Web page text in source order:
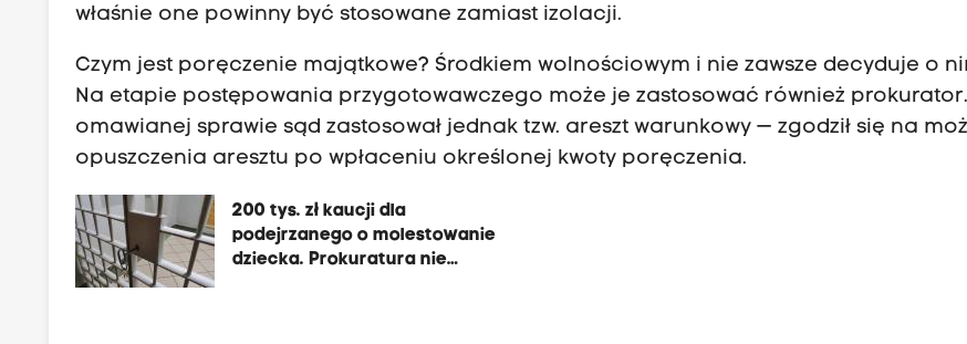
właśnie one powinny być stosowane zamiast izolacji.
Czym jest poręczenie majątkowe? Środkiem wolnościowym i nie zawsze decyduje o
Na etapie postępowania przygotowawczego może je zastosować również prokurator.
omawianej sprawie sąd zastosował jednak tzw. areszt warunkowy — zgodził się na
opuszczenia aresztu po wpłaceniu określonej kwoty poręczenia.
200 tys. zł kaucji dla
podejrzanego o molestowanie
dziecka. Prokuratura nie